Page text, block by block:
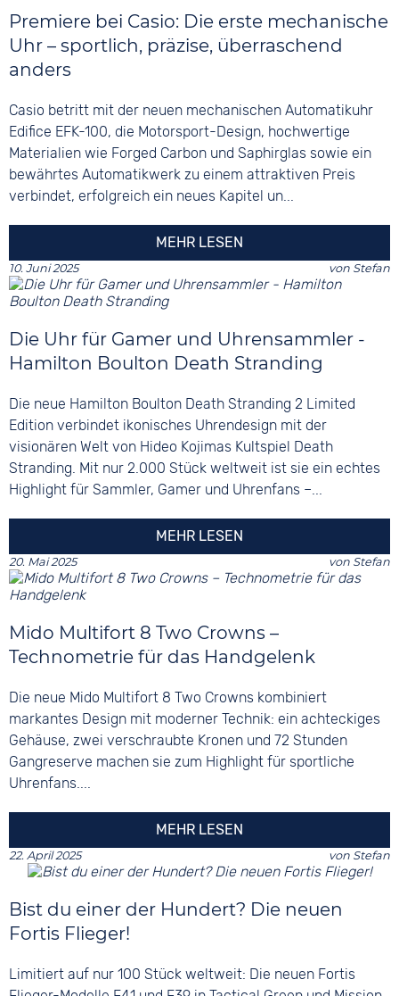
Premiere bei Casio: Die erste mechanische
Uhr – sportlich, präzise, überraschend
anders
Casio betritt mit der neuen mechanischen Automatikuhr
Edifice EFK-100, die Motorsport-Design, hochwertige
Materialien wie Forged Carbon und Saphirglas sowie ein
bewährtes Automatikwerk zu einem attraktiven Preis
verbindet, erfolgreich ein neues Kapitel un...
MEHR LESEN
10. Juni 2025 von Stefan
Die Uhr für Gamer und Uhrensammler -
Hamilton Boulton Death Stranding
Die neue Hamilton Boulton Death Stranding 2 Limited
Edition verbindet ikonisches Uhrendesign mit der
visionären Welt von Hideo Kojimas Kultspiel Death
Stranding. Mit nur 2.000 Stück weltweit ist sie ein echtes
Highlight für Sammler, Gamer und Uhrenfans –...
MEHR LESEN
20. Mai 2025 von Stefan
Mido Multifort 8 Two Crowns –
Technometrie für das Handgelenk
Die neue Mido Multifort 8 Two Crowns kombiniert
markantes Design mit moderner Technik: ein achteckiges
Gehäuse, zwei verschraubte Kronen und 72 Stunden
Gangreserve machen sie zum Highlight für sportliche
Uhrenfans....
MEHR LESEN
22. April 2025 von Stefan
Bist du einer der Hundert? Die neuen
Fortis Flieger!
Limitiert auf nur 100 Stück weltweit: Die neuen Fortis